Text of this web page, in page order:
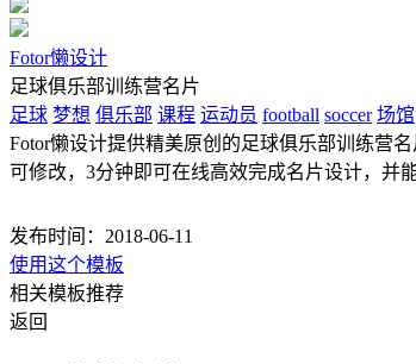
Fotor懒设计
足球俱乐部训练营名片
足球 梦想 俱乐部 课程 运动员 football soccer 场馆
Fotor懒设计提供精美原创的足球俱乐部训练营
可修改，3分钟即可在线高效完成名片设计，并
发布时间：2018-06-11
使用这个模板
相关模板推荐
返回